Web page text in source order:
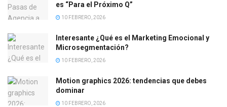
es “Para el Próximo Q”
10 FEBRERO, 2026
Interesante ¿Qué es el Marketing Emocional y
Microsegmentación?
10 FEBRERO, 2026
Motion graphics 2026: tendencias que debes
dominar
10 FEBRERO, 2026